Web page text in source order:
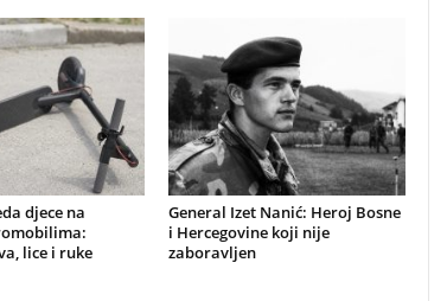
djece na
lice i ruke
General Izet Nanić: Heroj Bosne
i Hercegovine koji nije
zaboravljen